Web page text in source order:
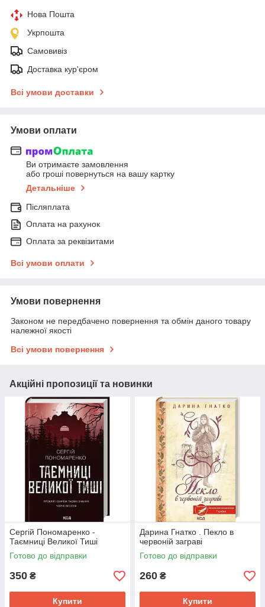
Нова Пошта
Укрпошта
Самовивіз
Доставка кур'єром
Всі умови доставки
Умови оплати
Ви отримаєте замовлення
або гроші повернуться на вашу картку
Детальніше
Післяплата
Оплата на рахунок
Оплата за реквізитами
Всі умови оплати
Умови повернення
Законом не передбачено повернення та обмін даного товару
належної якості
Всі умови повернення
Акційні пропозиції та новинки
Сергій Пономаренко -
Таємниці Великої Тиші
Готово до відправки
350 ₴
Купити
Дарина Гнатко . Пекло в
червоній заграві
Готово до відправки
260 ₴
Купити